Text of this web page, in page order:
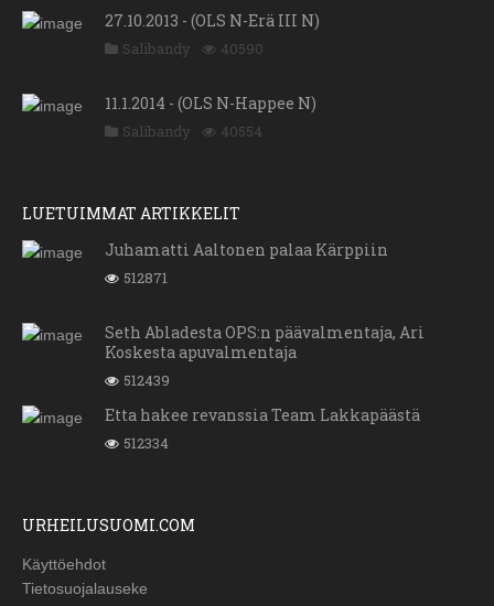
27.10.2013 - (OLS N-Erä III N)
Salibandy 40590
11.1.2014 - (OLS N-Happee N)
Salibandy 40554
LUETUIMMAT ARTIKKELIT
Juhamatti Aaltonen palaa Kärppiin
512871
Seth Abladesta OPS:n päävalmentaja, Ari
Koskesta apuvalmentaja
512439
Etta hakee revanssia Team Lakkapäästä
512334
URHEILUSUOMI.COM
Käyttöehdot
Tietosuojalauseke